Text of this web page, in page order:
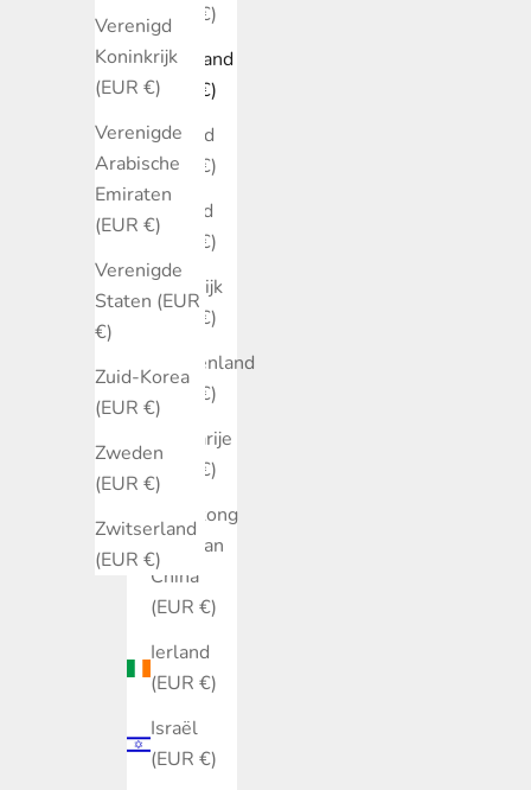
Verenigd
Koninkrijk
(EUR €)
Verenigde
Arabische
Emiraten
(EUR €)
Verenigde
Staten (EUR
€)
Zuid-Korea
(EUR €)
Zweden
(EUR €)
Zwitserland
(EUR €)
(EUR €)
Duitsland
(EUR €)
Estland
(EUR €)
Finland
(EUR €)
Frankrijk
(EUR €)
Griekenland
(EUR €)
Hongarije
(EUR €)
Hongkong
SAR van
China
(EUR €)
Ierland
(EUR €)
Israël
(EUR €)